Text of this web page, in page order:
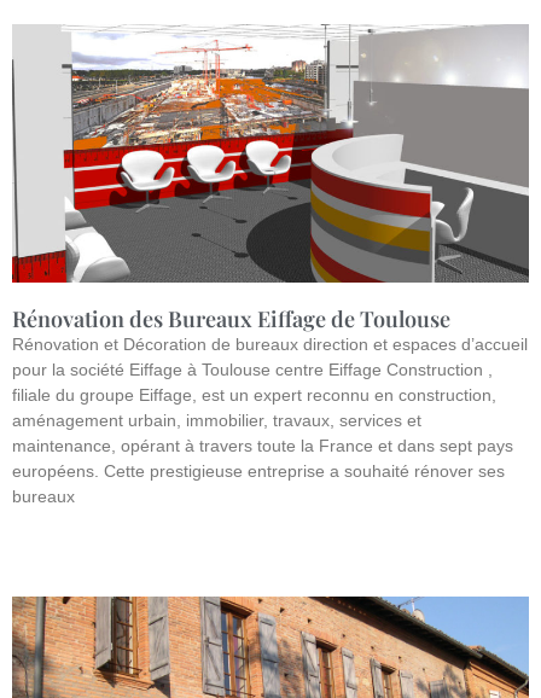
Rénovation des Bureaux Eiffage de Toulouse
Rénovation et Décoration de bureaux direction et espaces d’accueil
pour la société Eiffage à Toulouse centre Eiffage Construction ,
filiale du groupe Eiffage, est un expert reconnu en construction,
aménagement urbain, immobilier, travaux, services et
maintenance, opérant à travers toute la France et dans sept pays
européens. Cette prestigieuse entreprise a souhaité rénover ses
bureaux